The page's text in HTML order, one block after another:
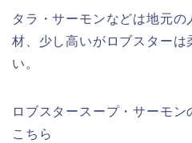
タラ・サーモンなどは地元
材、少し高いがロブスターは
い。
ロブスタースープ・サーモ
こちら